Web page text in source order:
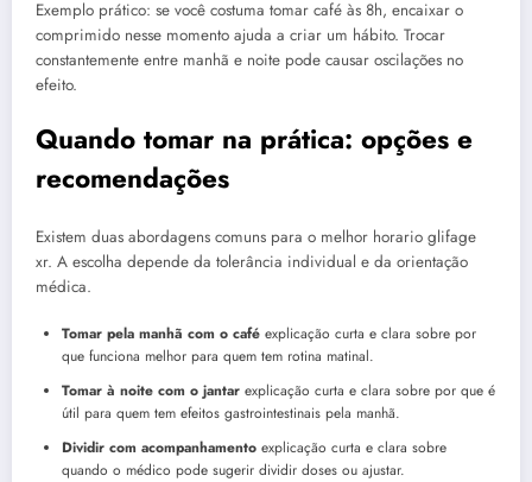
Exemplo prático: se você costuma tomar café às 8h, encaixar o
comprimido nesse momento ajuda a criar um hábito. Trocar
constantemente entre manhã e noite pode causar oscilações no
efeito.
Quando tomar na prática: opções e
recomendações
Existem duas abordagens comuns para o melhor horario glifage
xr. A escolha depende da tolerância individual e da orientação
médica.
Tomar pela manhã com o café explicação curta e clara sobre por
que funciona melhor para quem tem rotina matinal.
Tomar à noite com o jantar explicação curta e clara sobre por que é
útil para quem tem efeitos gastrointestinais pela manhã.
Dividir com acompanhamento explicação curta e clara sobre
quando o médico pode sugerir dividir doses ou ajustar.